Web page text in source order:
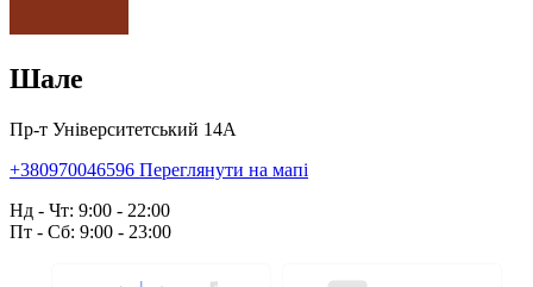
Шале
Пр-т Університетський 14А
+380970046596 Переглянути на мапі
Нд - Чт: 9:00 - 22:00
Пт - Сб: 9:00 - 23:00